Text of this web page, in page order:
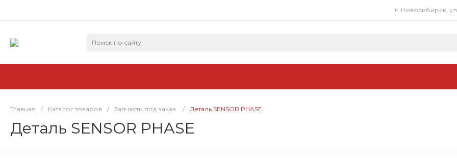
г. Новосибирск,
Главная / Каталог товаров / Запчасти под заказ / Деталь SENSOR PHASE
Деталь SENSOR PHASE